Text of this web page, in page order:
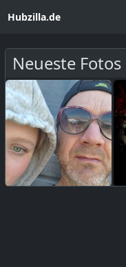
Hubzilla.de
Neueste Fotos